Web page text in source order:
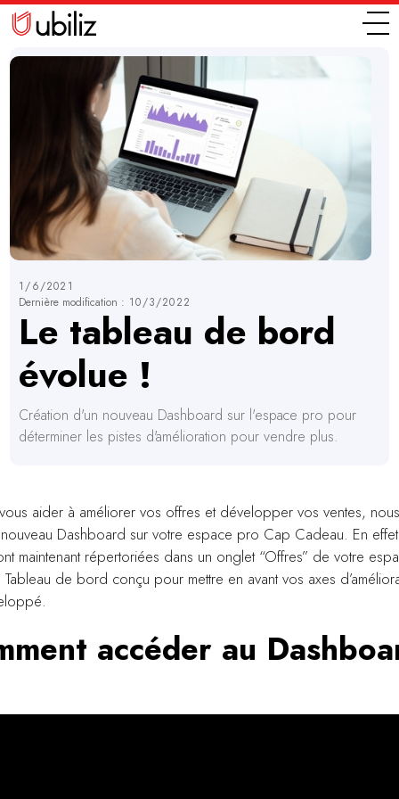
1/6/2021
Dernière modification : 10/3/2022
Le tableau de bord
évolue !
Création d'un nouveau Dashboard sur l'espace pro pour
déterminer les pistes d'amélioration pour vendre plus.
aider à améliorer vos offres et développer vos ventes,
Dashboard sur votre espace pro Cap Cadeau. En
maintenant répertoriées dans un onglet “Offres” de votre
Tableau de bord conçu pour mettre en avant vos axes
accéder au